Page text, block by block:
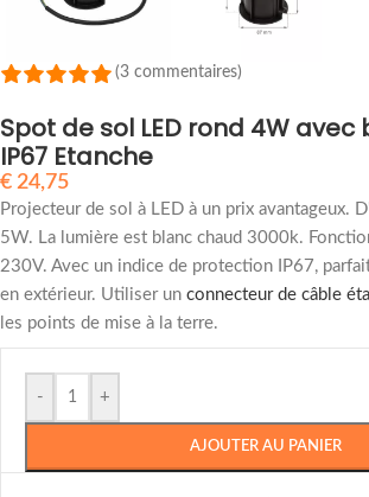
(3 commentaires)
Spot de sol LED rond 4W
IP67 Etanche
€ 24,75
Projecteur de sol à LED à un prix avantageux.
5W. La lumière est blanc chaud 3000k.
230V. Avec un indice de protection IP67,
en extérieur. Utiliser un connecteur de câble
les points de mise à la terre.
- +
AJOUTER AU PANIER